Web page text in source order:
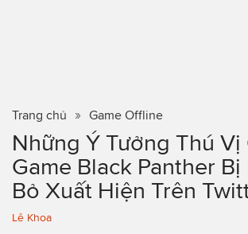
Trang chủ Game Offline
Những Ý Tưởng Thú Vị
Game Black Panther Bị
Bỏ Xuất Hiện Trên
Lê Khoa